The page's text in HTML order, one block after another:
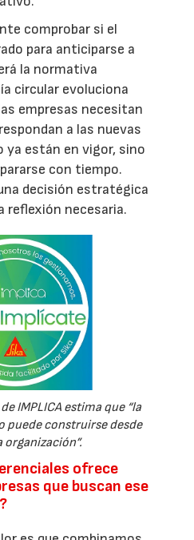
comprobar si el
para anticiparse a
la normativa
circular evoluciona
empresas necesitan
a las nuevas
ya están en vigor, sino
con tiempo.
decisión estratégica
reflexión necesaria.
IMPLICA estima que “la
puede construirse desde
organización”.
ofrece
que buscan ese